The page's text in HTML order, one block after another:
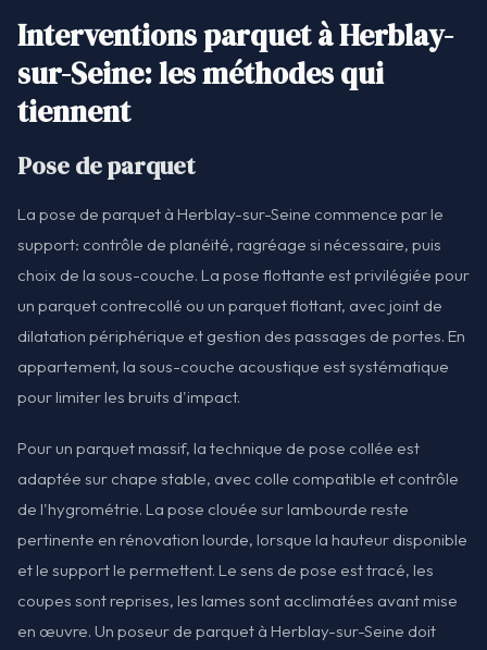
Interventions parquet à Herblay-
sur-Seine: les méthodes qui
tiennent
Pose de parquet
La pose de parquet à Herblay-sur-Seine commence par le
support: contrôle de planéité, ragréage si nécessaire, puis
choix de la sous-couche. La pose flottante est privilégiée pour
un parquet contrecollé ou un parquet flottant, avec joint de
dilatation périphérique et gestion des passages de portes. En
appartement, la sous-couche acoustique est systématique
pour limiter les bruits d'impact.
Pour un parquet massif, la technique de pose collée est
adaptée sur chape stable, avec colle compatible et contrôle
de l'hygrométrie. La pose clouée sur lambourde reste
pertinente en rénovation lourde, lorsque la hauteur disponible
et le support le permettent. Le sens de pose est tracé, les
coupes sont reprises, les lames sont acclimatées avant mise
en œuvre. Un poseur de parquet à Herblay-sur-Seine doit